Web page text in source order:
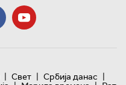
| Свет | Србија данас |